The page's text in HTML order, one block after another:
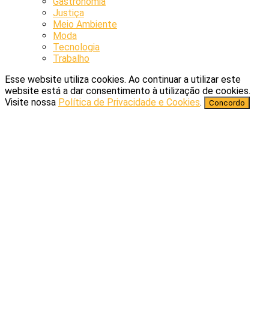
Justiça
Meio Ambiente
Moda
Tecnologia
Trabalho
Esse website utiliza cookies. Ao continuar a utilizar este
website está a dar consentimento à utilização de cookies.
Visite nossa Política de Privacidade e Cookies. Concordo